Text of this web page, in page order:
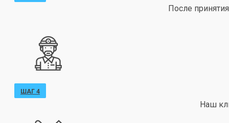
После
ШАГ 4
Наш